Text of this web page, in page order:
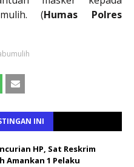
(Humas Polres
INI
HP, Sat Reskrim
Amankan 1 Pelaku